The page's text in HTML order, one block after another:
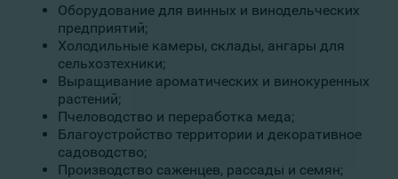
Оборудование для винных и винодельческих
предприятий;
Холодильные камеры, склады, ангары для
сельхозтехники;
Выращивание ароматических и винокуренных
растений;
Пчеловодство и переработка меда;
Благоустройство территории и декоративное
садоводство;
Производство саженцев, рассады и семян;